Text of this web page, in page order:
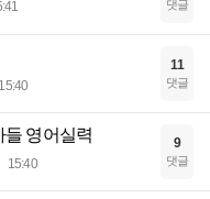
댓글
15:40
11
댓글
영어실력
15:40
9
댓글